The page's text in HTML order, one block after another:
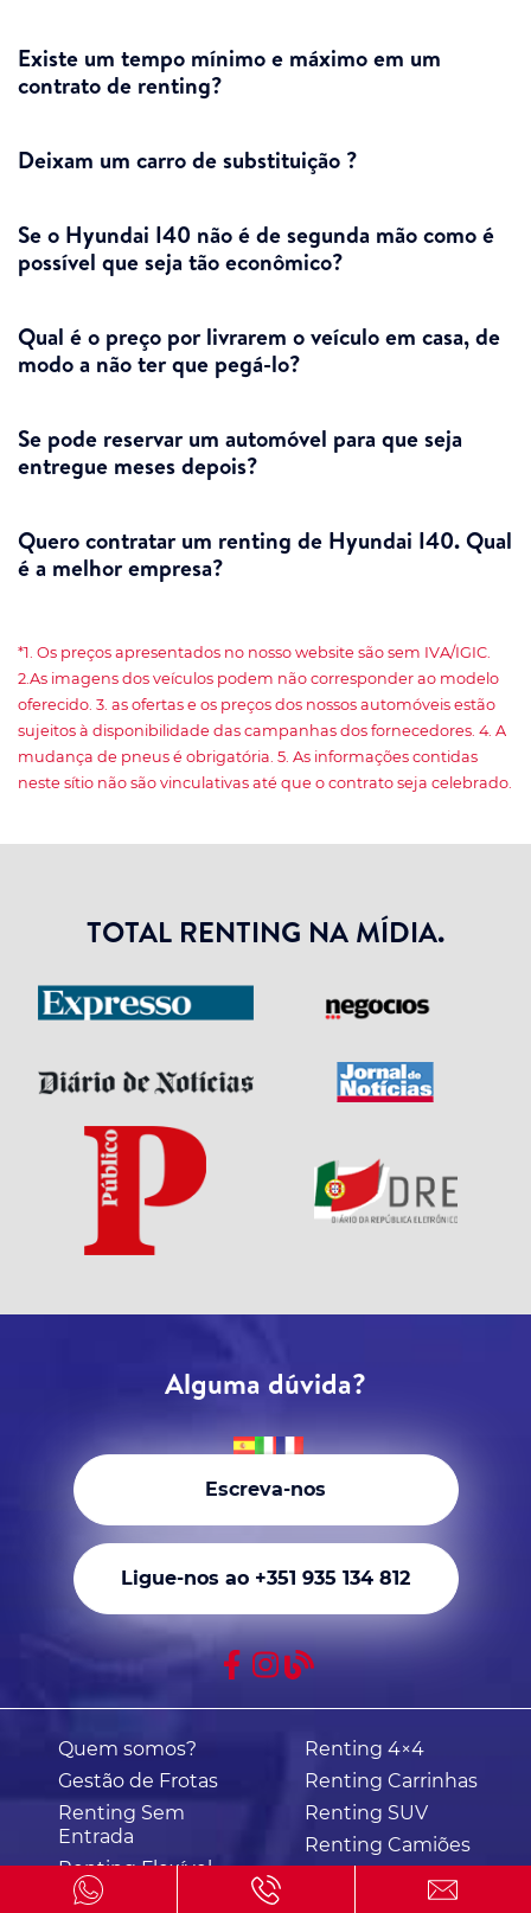
Existe um tempo mínimo e máximo em um
contrato de renting?
Deixam um carro de substituição ?
Se o Hyundai I40 não é de segunda mão como é
possível que seja tão econômico?
Qual é o preço por livrarem o veículo em casa, de
modo a não ter que pegá-lo?
Se pode reservar um automóvel para que seja
entregue meses depois?
Quero contratar um renting de Hyundai I40. Qual
é a melhor empresa?
*1. Os preços apresentados no nosso website são sem IVA/IGIC.
2.As imagens dos veículos podem não corresponder ao modelo
oferecido. 3. as ofertas e os preços dos nossos automóveis estão
sujeitos à disponibilidade das campanhas dos fornecedores. 4. A
mudança de pneus é obrigatória. 5. As informações contidas
neste sítio não são vinculativas até que o contrato seja celebrado.
TOTAL RENTING NA MÍDIA.
Alguma dúvida?
Escreva-nos
Ligue-nos ao +351 935 134 812
Quem somos?
Gestão de Frotas
Renting Sem
Entrada
Renting Flexível
Renting Barato
Renting 4×4
Renting Carrinhas
Renting SUV
Renting Camiões
Renting por meses